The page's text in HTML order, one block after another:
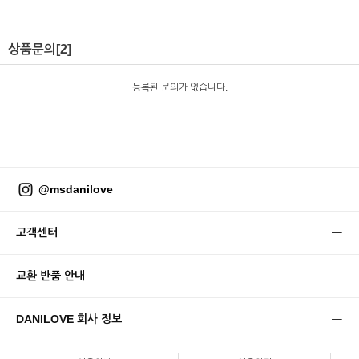
상품문의 [2]
등록된 문의가 없습니다.
@msdanilove
고객센터
교환 반품 안내
DANILOVE 회사 정보